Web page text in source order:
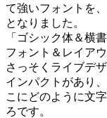
て強いフォントを
となりました。
「ゴシック体＆横
フォント＆レイアウ
さっそくライブデ
インパクトがあり
こにどのように文
ろです。